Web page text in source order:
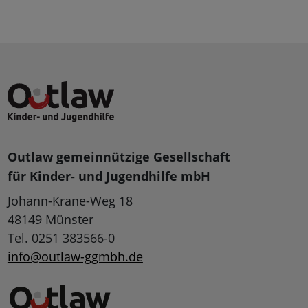
Outlaw gemeinnützige Gesellschaft
für Kinder- und Jugendhilfe mbH
Johann-Krane-Weg 18
48149 Münster
Tel. 0251 383566-0
info@outlaw-ggmbh.de